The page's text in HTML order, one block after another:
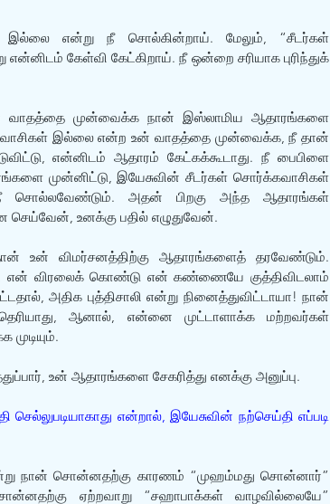
என்று நீ சொல்கின்றாய். மேலும், “சீடர்கள்
கேள்வி கேட்கிறாய். நீ ஒன்றை சரியாக புரிந்துக்
முன்வைக்க நான் இஸ்லாமிய ஆதாரங்களை
இல்லை என்ற உன் வாதத்தை முன்வைக்க, நீ தான்
என்னிடம் ஆதாரம் கேட்கக்கூடாது. நீ பைபிளை
முன்னிட்டு, இயேசுவின் சீடர்கள் சொர்க்கவாசிகள்
சொல்லவேண்டும். அதன் பிறகு அந்த ஆதாரங்கள்
உனக்கு பதில் எழுதுவேன்.
உன் விமர்சனத்திற்கு ஆதாரங்களைத் தரவேண்டும்.
என் விரலைக் கொண்டு என் கண்ணையே குத்திவிடலாம்
அதிக புத்திசாலி என்று நினைத்துவிட்டாயா! நான்
ஆனால், என்னை முட்டாளாக்க மற்றவர்கள்
உன் ஆதாரங்களை சேகரித்து எனக்கு அனுப்பு.
என்றால், இயேசுவின் நற்செய்தி எப்படி
என்று நான் சொன்னதற்கு காரணம் “முஹம்மது சொன்னார்”
ஏற்றவாறு “சஹாபாக்கள் வாழவில்லையே”